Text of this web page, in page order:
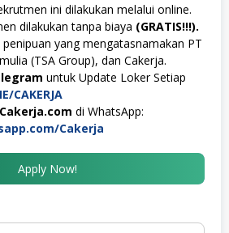
ini dilakukan melalui online.
dilakukan tanpa biaya (GRATIS!!!).
yang mengatasnamakan PT
(TSA Group), dan Cakerja.
untuk Update Loker Setiap
CAKERJA
di WhatsApp:
Cakerja
Apply Now!